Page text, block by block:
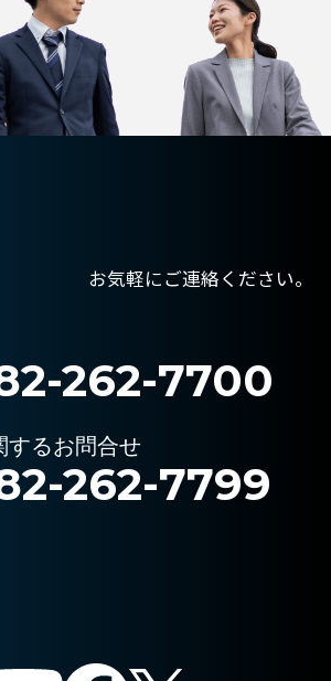
お気軽にご連絡ください。
262-7700
するお問合せ
262-7799